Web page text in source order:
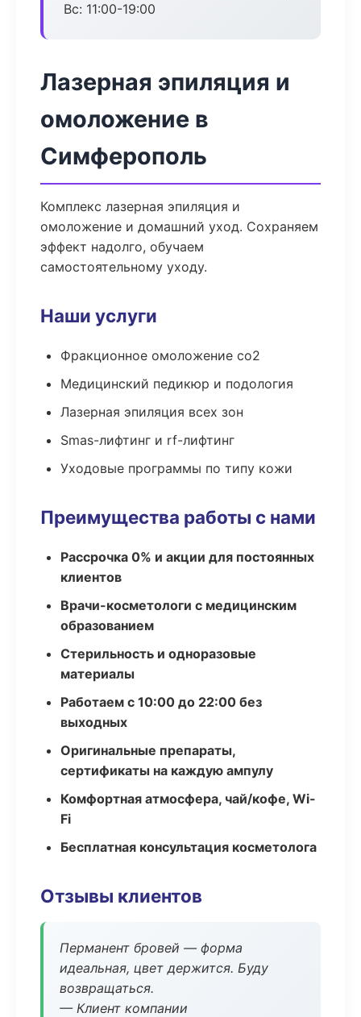
Вс: 11:00-19:00
Лазерная эпиляция и
омоложение в
Симферополь
Комплекс лазерная эпиляция и
омоложение и домашний уход. Сохраняем
эффект надолго, обучаем
самостоятельному уходу.
Наши услуги
Фракционное омоложение co2
Медицинский педикюр и подология
Лазерная эпиляция всех зон
Smas-лифтинг и rf-лифтинг
Уходовые программы по типу кожи
Преимущества работы с нами
Рассрочка 0% и акции для постоянных
клиентов
Врачи-косметологи с медицинским
образованием
Стерильность и одноразовые
материалы
Работаем с 10:00 до 22:00 без
выходных
Оригинальные препараты,
сертификаты на каждую ампулу
Комфортная атмосфера, чай/кофе, Wi-
Fi
Бесплатная консультация косметолога
Отзывы клиентов
Перманент бровей — форма
идеальная, цвет держится. Буду
возвращаться.
— Клиент компании